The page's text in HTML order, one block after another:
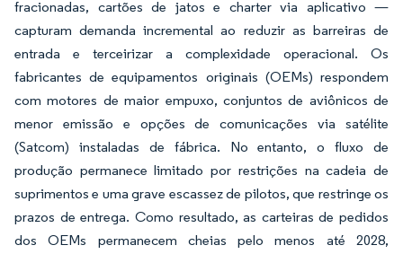
fracionadas, cartões de jatos e charter via aplicativo —
capturam demanda incremental ao reduzir as barreiras de
entrada e terceirizar a complexidade operacional. Os
fabricantes de equipamentos originais (OEMs) respondem
com motores de maior empuxo, conjuntos de aviônicos de
menor emissão e opções de comunicações via satélite
(Satcom) instaladas de fábrica. No entanto, o fluxo de
produção permanece limitado por restrições na cadeia de
suprimentos e uma grave escassez de pilotos, que restringe os
prazos de entrega. Como resultado, as carteiras de pedidos
dos OEMs permanecem cheias pelo menos até 2028,